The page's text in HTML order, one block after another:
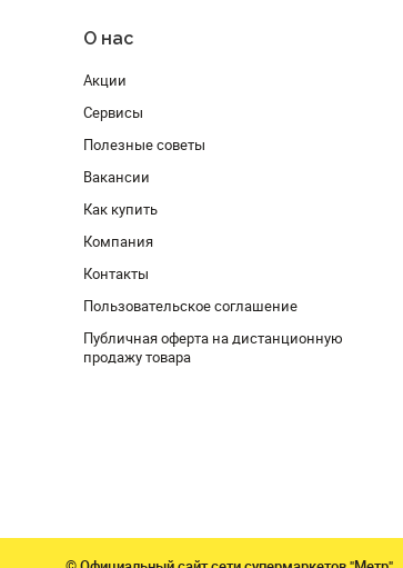
О нас
Акции
Сервисы
Полезные советы
Вакансии
Как купить
Компания
Контакты
Пользовательское соглашение
Публичная оферта на дистанционную
продажу товара